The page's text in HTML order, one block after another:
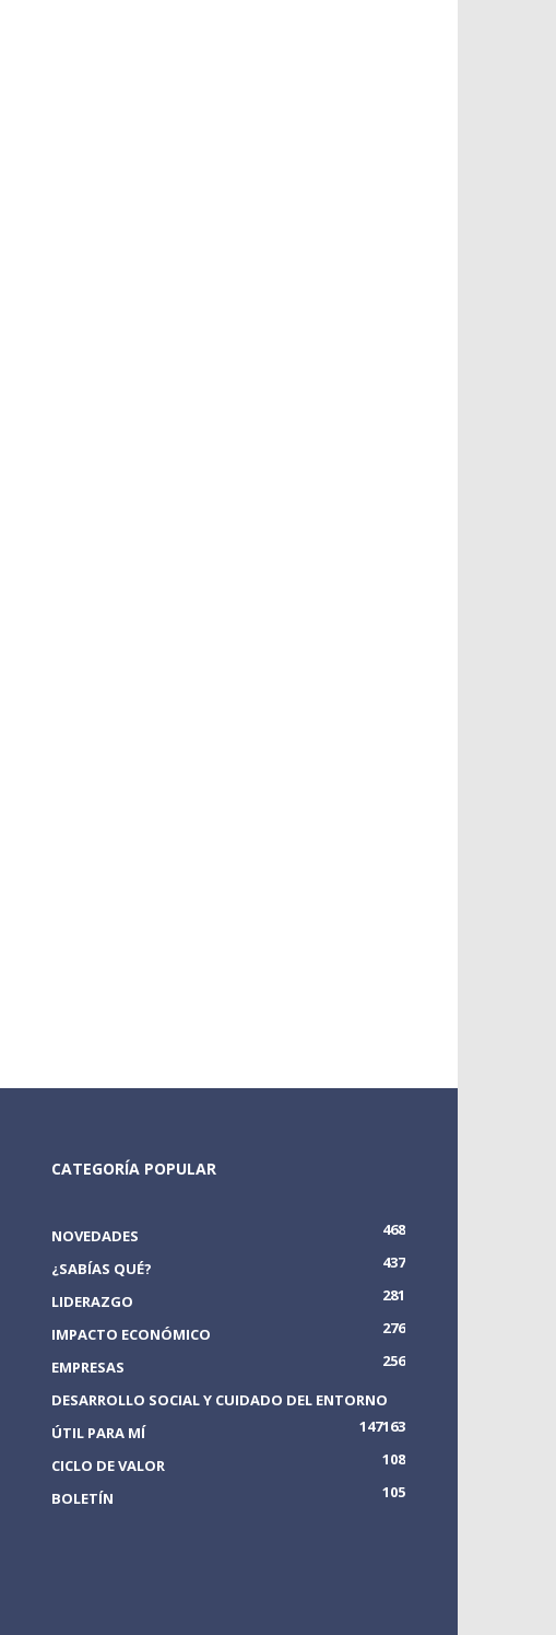
CATEGORÍA POPULAR
NOVEDADES
468
¿SABÍAS QUÉ?
437
LIDERAZGO
281
IMPACTO ECONÓMICO
276
EMPRESAS
256
DESARROLLO SOCIAL Y CUIDADO DEL ENTORNO
163
ÚTIL PARA MÍ
147
CICLO DE VALOR
108
BOLETÍN
105